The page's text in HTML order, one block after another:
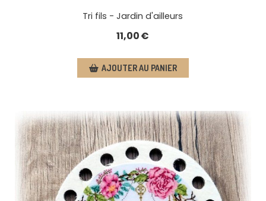
Tri fils - Jardin d'ailleurs
11,00€
AJOUTER AU PANIER